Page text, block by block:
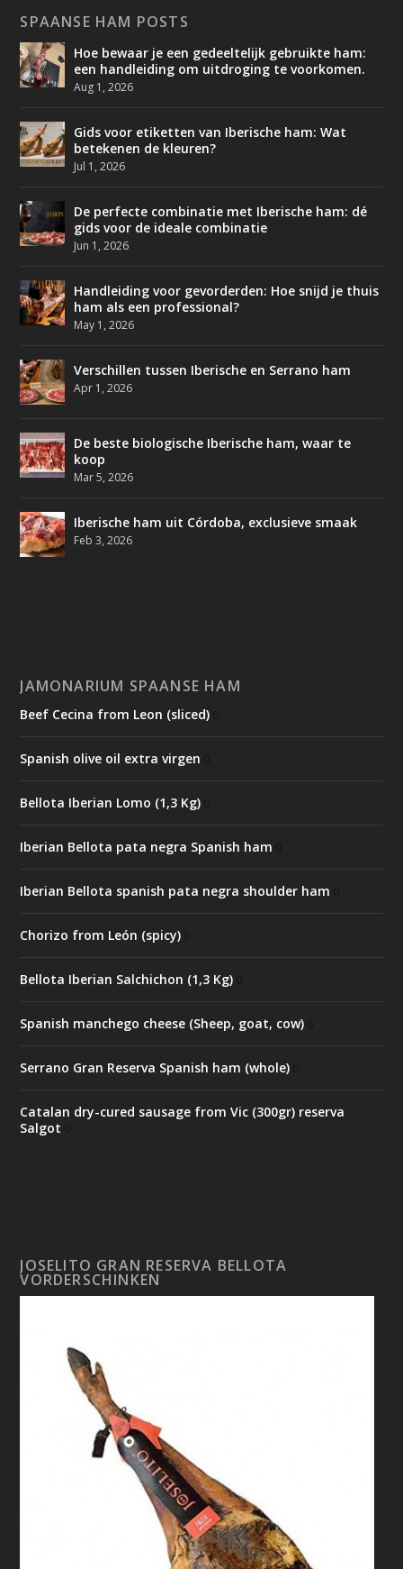
SPAANSE HAM POSTS
Hoe bewaar je een gedeeltelijk gebruikte ham:
een handleiding om uitdroging te voorkomen.
Aug 1, 2026
Gids voor etiketten van Iberische ham: Wat
betekenen de kleuren?
Jul 1, 2026
De perfecte combinatie met Iberische ham: dé
gids voor de ideale combinatie
Jun 1, 2026
Handleiding voor gevorderden: Hoe snijd je thuis
ham als een professional?
May 1, 2026
Verschillen tussen Iberische en Serrano ham
Apr 1, 2026
De beste biologische Iberische ham, waar te
koop
Mar 5, 2026
Iberische ham uit Córdoba, exclusieve smaak
Feb 3, 2026
JAMONARIUM SPAANSE HAM
Beef Cecina from Leon (sliced)
Spanish olive oil extra virgen
Bellota Iberian Lomo (1,3 Kg)
Iberian Bellota pata negra Spanish ham
Iberian Bellota spanish pata negra shoulder ham
Chorizo from León (spicy)
Bellota Iberian Salchichon (1,3 Kg)
Spanish manchego cheese (Sheep, goat, cow)
Serrano Gran Reserva Spanish ham (whole)
Catalan dry-cured sausage from Vic (300gr) reserva
Salgot
JOSELITO GRAN RESERVA BELLOTA
VORDERSCHINKEN